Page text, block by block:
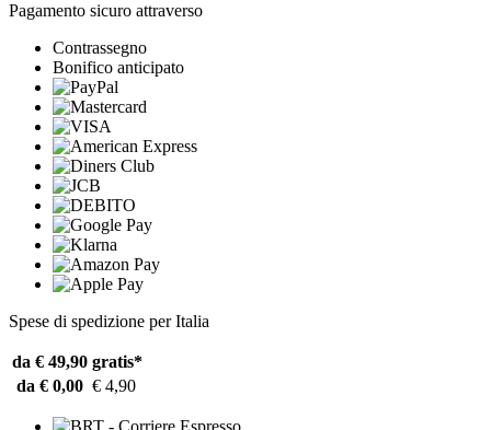
Pagamento sicuro attraverso
Contrassegno
Bonifico anticipato
Spese di spedizione per Italia
da € 49,90 gratis*
da € 0,00 € 4,90